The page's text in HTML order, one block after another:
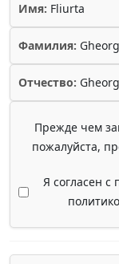
Имя: Fliurta
Фамилия:
Отчество:
Прежде чем
пожалуйста,
Я согласен с